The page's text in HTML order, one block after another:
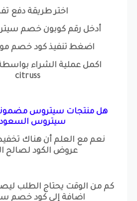
اختر طريقة دفع
أدخل رقم كوبون خصم
اضغط تنفيذ كود خصم
اكمل عملية الشراء
citruss
هل منتجات سيتروس
سيتروس
نعم مع العلم أن هناك
عروض الكود لصالح
اضافة إلى كود خصم